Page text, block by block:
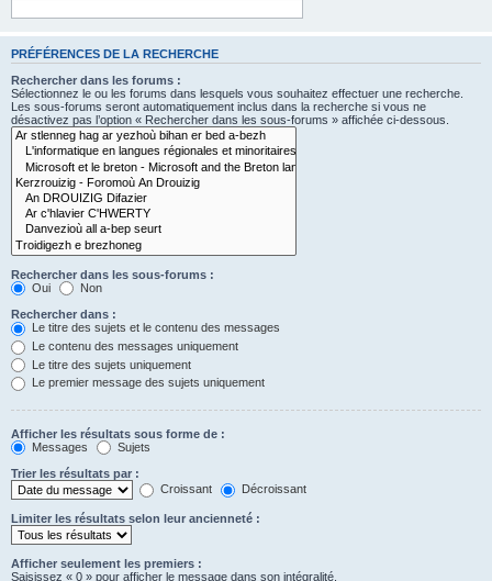
PRÉFÉRENCES DE LA RECHERCHE
Rechercher dans les forums :
Sélectionnez le ou les forums dans lesquels vous souhaitez effectuer une recherche.
Les sous-forums seront automatiquement inclus dans la recherche si vous ne
désactivez pas l’option « Rechercher dans les sous-forums » affichée ci-dessous.
Rechercher dans les sous-forums :
Oui
Non
Rechercher dans :
Le titre des sujets et le contenu des messages
Le contenu des messages uniquement
Le titre des sujets uniquement
Le premier message des sujets uniquement
Afficher les résultats sous forme de :
Messages
Sujets
Trier les résultats par :
Croissant
Décroissant
Limiter les résultats selon leur ancienneté :
Afficher seulement les premiers :
Saisissez « 0 » pour afficher le message dans son intégralité.